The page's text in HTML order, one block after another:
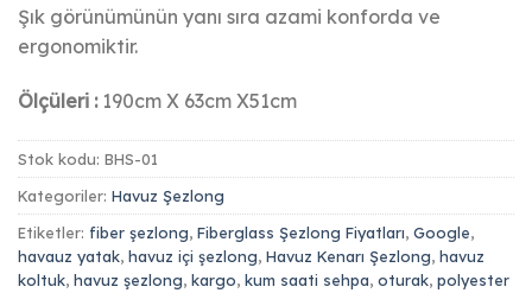
Şık görünümünün yanı sıra azami konforda ve
ergonomiktir.
Ölçüleri :190cm X 63cm X51cm
Stok kodu: BHS-01
Kategoriler: Havuz Şezlong
Etiketler: fiber şezlong, Fiberglass Şezlong Fiyatları, Google,
havauz yatak, havuz içi şezlong, Havuz Kenarı Şezlong, havuz
koltuk, havuz şezlong, kargo, kum saati sehpa, oturak, polyester